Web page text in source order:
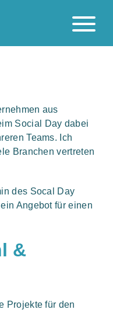
aus
Social Day dabei
Teams. Ich
Branchen vertreten
des Socal Day
Angebot für einen
&
Projekte für den